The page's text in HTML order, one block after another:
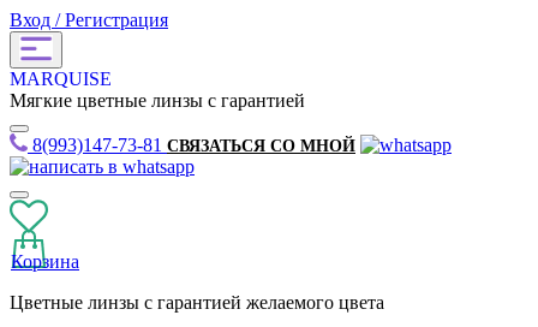
Вход / Регистрация
MARQUISE
Мягкие цветные линзы с гарантией
8(993)147-73-81 СВЯЗАТЬСЯ СО МНОЙ
Корзина
Цветные линзы с гарантией желаемого цвета